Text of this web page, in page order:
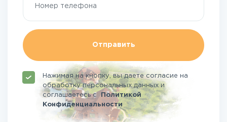
Отправить
Нажимая на кнопку, вы даете согласие на
обработку персональных данных и
соглашаетесьсПолитикой
Конфиденциальности